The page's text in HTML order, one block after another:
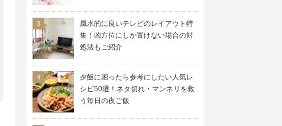
風水的に良いテレビのレイアウト特
集！凶方位にしか置けない場合の対
処法もご紹介
夕飯に困ったら参考にしたい人気レ
シピ50選！ネタ切れ・マンネリを救
う毎日の夜ご飯